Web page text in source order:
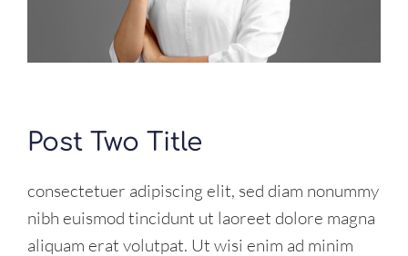
Post Two Title
consectetuer adipiscing elit, sed diam nonummy
nibh euismod tincidunt ut laoreet dolore magna
aliquam erat volutpat. Ut wisi enim ad minim